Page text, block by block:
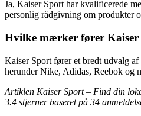
Ja, Kaiser Sport har kvalificerede
personlig rådgivning om produkter
Hvilke mærker fører Kaiser
Kaiser Sport fører et bredt udvalg
herunder Nike, Adidas, Reebok og
Artiklen Kaiser Sport – Find din
3.4 stjerner baseret på 34